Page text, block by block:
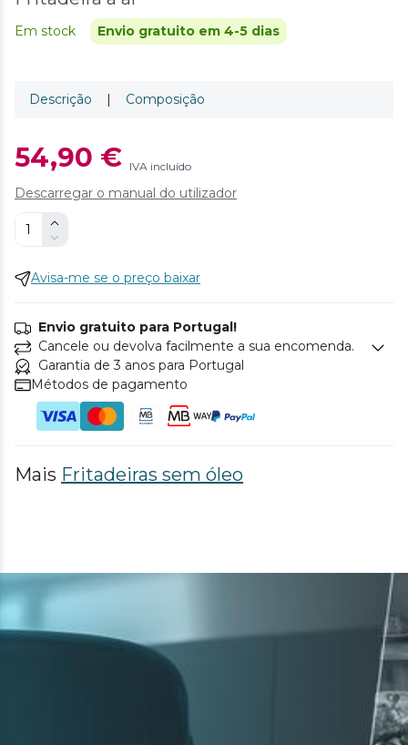
Em stock Envio gratuito em 4-5 dias
Descrição | Composição
54,90 € IVA incluído
Descarregar o manual do utilizador
Avisa-me se o preço baixar
Envio gratuito para Portugal!
Cancele ou devolva facilmente a sua encomenda.
Garantia de 3 anos para Portugal
Métodos de pagamento
Mais Fritadeiras sem óleo